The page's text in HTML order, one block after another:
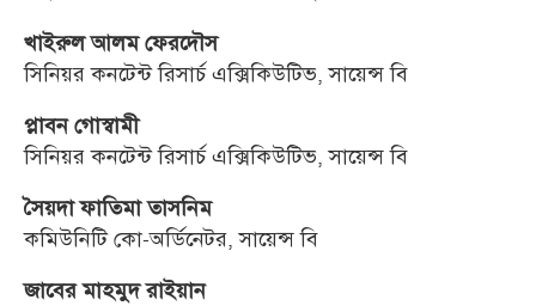
খাইরুল আলম ফেরদৌস
সিনিয়র কনটেন্ট রিসার্চ এক্সিকিউটিভ, সায়েন্স বি
প্লাবন গোস্বামী
সিনিয়র কনটেন্ট রিসার্চ এক্সিকিউটিভ, সায়েন্স বি
সৈয়দা ফাতিমা তাসনিম
কমিউনিটি কো-অর্ডিনেটর, সায়েন্স বি
জাবের মাহমুদ রাইয়ান